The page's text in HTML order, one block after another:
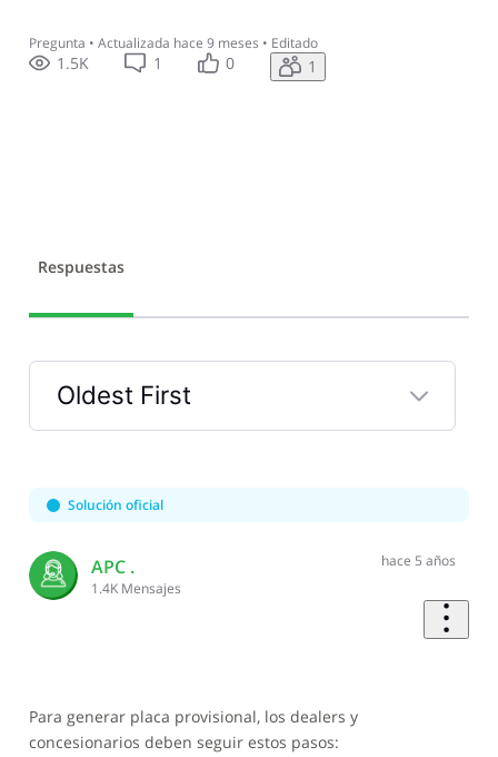
Pregunta • Actualizada hace 9 meses • Editado
1.5K 1 0 1
Respuestas
Oldest First
Selected
First
Solución oficial
APC .
1.4K Mensajes
hace 5 años
Para generar placa provisional, los dealers y
concesionarios deben seguir estos pasos: